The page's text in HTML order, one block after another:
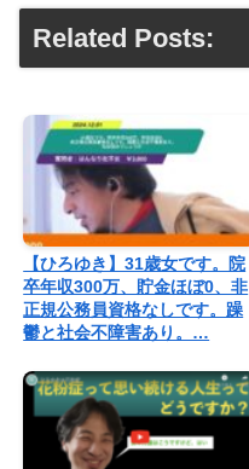
Related Posts:
【ひろゆき】31歳女です。院
卒年収300万、貯金ほぼ0、非
正規公務員資格なしです。躁
鬱と社会不障害あり。…